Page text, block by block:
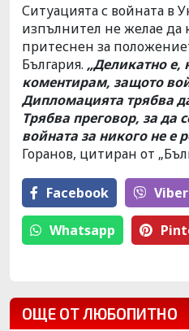
Ситуацията с войната в
изпълнител не желае да
притеснен за
България. „Деликатно е,
коментирам, защото
Дипломацията трябва
Трябва преговор, за да
войната за никого не е
Горанов, цитиран от
Facebook Viber
Whatsapp
ОЩЕ ОТ ЛЮБОПИТНО